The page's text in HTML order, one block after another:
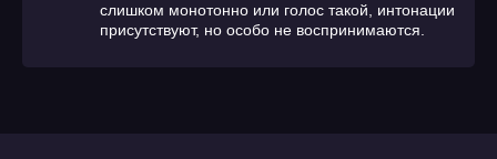
слишком монотонно или голос такой, интонации
присутствуют, но особо не воспринимаются.